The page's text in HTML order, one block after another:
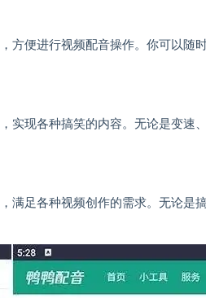
方便进行视频配音操作。你可以随
实现各种搞笑的内容。无论是变速
满足各种视频创作的需求。无论是